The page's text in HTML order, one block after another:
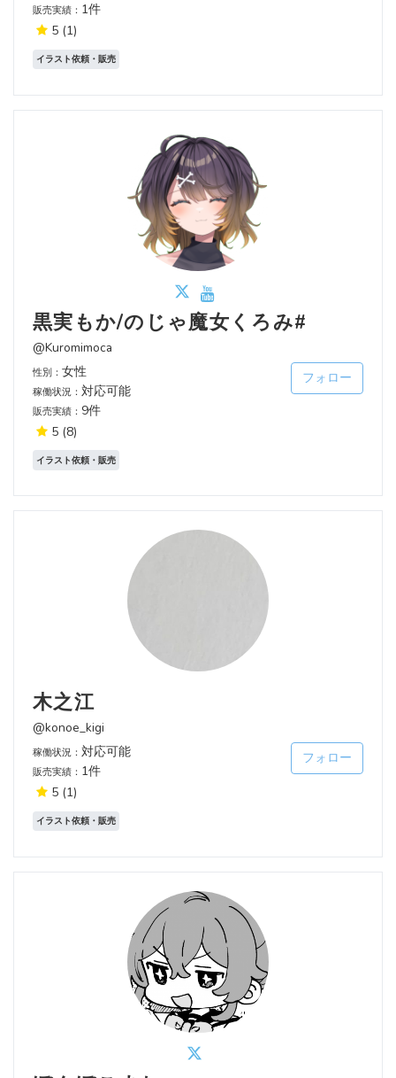
販売実績： 1件
5 (1)
イラスト依頼・販売
黒実もか/のじゃ魔女くろみ#
@Kuromimoca
性別： 女性
稼働状況： 対応可能
販売実績： 9件
5 (8)
フォロー
イラスト依頼・販売
木之江
@konoe_kigi
稼働状況： 対応可能
販売実績： 1件
5 (1)
フォロー
イラスト依頼・販売